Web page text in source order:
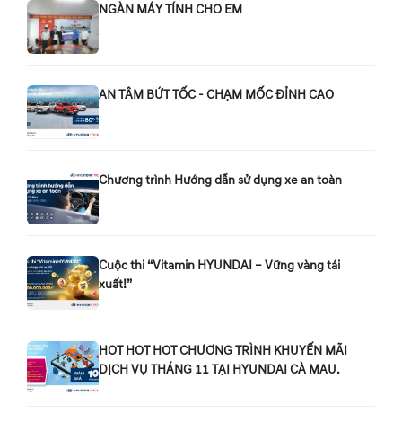
NGÀN MÁY TÍNH CHO EM
AN TÂM BỨT TỐC - CHẠM MỐC ĐỈNH CAO
Chương trình Hướng dẫn sử dụng xe an toàn
Cuộc thi “Vitamin HYUNDAI – Vững vàng tái
xuất!”
HOT HOT HOT CHƯƠNG TRÌNH KHUYẾN MÃI
DỊCH VỤ THÁNG 11 TẠI HYUNDAI CÀ MAU.